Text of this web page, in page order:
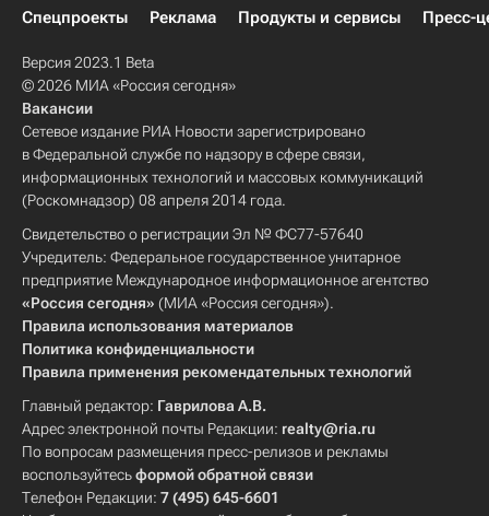
Спецпроекты
Реклама Продукты и сервисы Пресс-
Версия 2023.1 Beta
© 2026 МИА «Россия сегодня»
Вакансии
Сетевое издание РИА Новости зарегистрировано
в Федеральной службе по надзору в сфере связи,
информационных технологий и массовых коммуникаций
(Роскомнадзор) 08 апреля 2014 года.
Свидетельство о регистрации Эл № ФС77-57640
Учредитель: Федеральное государственное унитарное
предприятие Международное информационное агентство
«Россия сегодня» (МИА «Россия сегодня»).
Правила использования материалов
Политика конфиденциальности
Правила применения рекомендательных технологий
Главный редактор: Гаврилова А.В.
Адрес электронной почты Редакции: realty@ria.ru
По вопросам размещения пресс-релизов и рекламы
воспользуйтесьформой обратной связи
Телефон Редакции: 7 (495) 645-6601